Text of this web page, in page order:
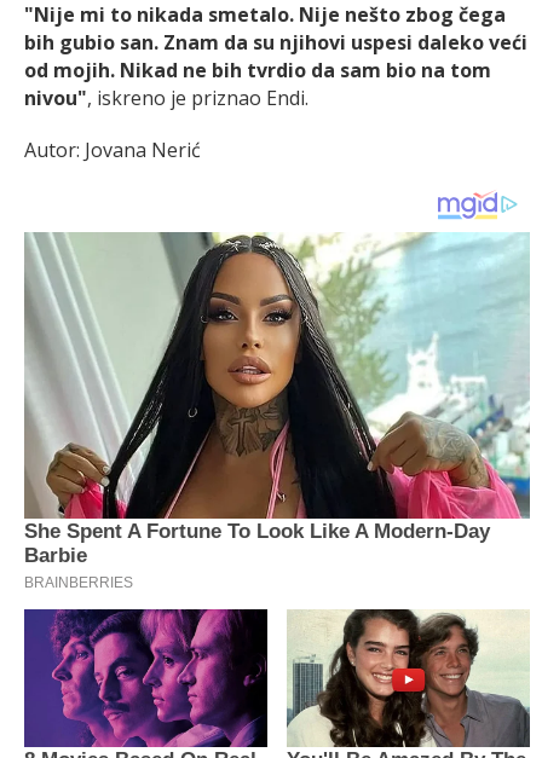
"Nije mi to nikada smetalo. Nije nešto zbog čega
bih gubio san. Znam da su njihovi uspesi daleko veći
od mojih. Nikad ne bih tvrdio da sam bio na tom
nivou", iskreno je priznao Endi.
Autor: Jovana Nerić